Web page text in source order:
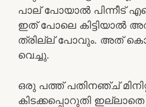
പാല് പോയാൽ പിന്നീട്
ഇത് പോലെ കിട്ടിയാൽ അത്
ത്രില്ല് പോവും. അത്
വെച്ചു.
ഒരു പത്ത് പതിനഞ്ച്
കിടക്കപ്പൊറുതി ഇല്ലാതെ